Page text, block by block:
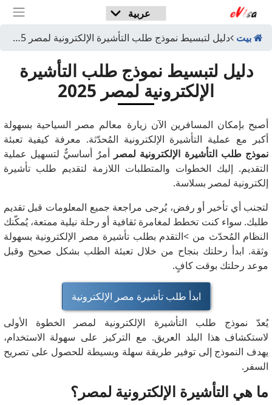
بيت دليل لتبسيط نموذج طلب التأشيرة الإلكترونية لمصر 2025
دليل لتبسيط نموذج طلب التأشيرة
الإلكترونية لمصر 2025
أصبح بإمكان المسافرين الآن زيارة معالم مصر السياحية بسهولة
أكبر مع عملية التأشيرة الإلكترونية المُحدّثة. معرفة كيفية تعبئة
نموذج طلب التأشيرة الإلكترونية لمصر أمرٌ أساسيٌّ لتسهيل عملية
التقديم. إليك الخطوات والمتطلبات اللازمة لتقديم طلب تأشيرة
إلكترونية لمصر بسلاسة.
لتجنب أي تأخير أو رفض، يُرجى مراجعة جميع المعلومات قبل تقديم
طلبك. سواء كنت تخطط لمغامرة ثقافية أو رحلة نيلية ممتعة، يُمكّنك
النظام المُحدّث من >التقدم بطلب تأشيرة مصر الإلكترونية بسهولة
وثقة. ابدأ رحلتك بنجاح من خلال تعبئة الطلب بشكل صحيح وقبل
موعد رحلتك بوقت كافٍ.
ابدأ طلب تأشيرة مصر الإلكترونية
يُعدّ نموذج طلب التأشيرة الإلكترونية لمصر الخطوة الأولى
لاستكشاف هذا البلد العريق. مع التركيز على سهولة الاستخدام،
يهدف النموذج إلى توفير طريقة سهلة وبسيطة للحصول على تصريح
السفر.
ما هي التأشيرة الإلكترونية لمصر؟